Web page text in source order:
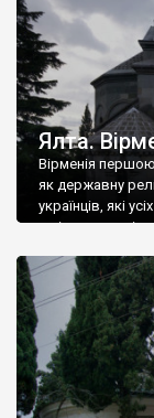
Ялта.
Вірменія
як державну
українців, які
є відданими